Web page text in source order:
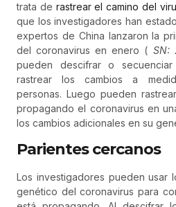
trata de rastrear el camino del
que los investigadores han
expertos de China lanzaron la
del coronavirus en enero ( SN:
pueden descifrar o
rastrear los cambios a
personas. Luego pueden
propagando el coronavirus en
los cambios adicionales en su
Parientes cercanos
Los investigadores pueden usar
genético del coronavirus para